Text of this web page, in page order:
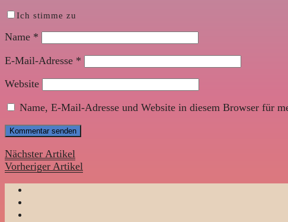
Ich stimme zu
Name *
E-Mail-Adresse *
Website
Name, E-Mail-Adresse und Website in diesem Browser für
Nächster Artikel
Vorheriger Artikel